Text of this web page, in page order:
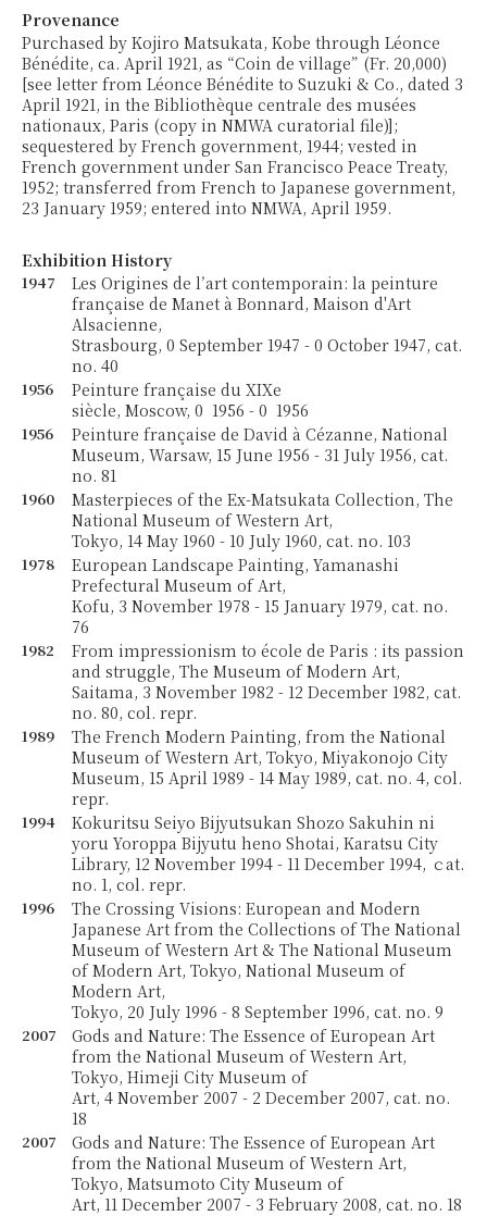
Provenance
Purchased by Kojiro Matsukata, Kobe through Léonce
Bénédite, ca. April 1921, as “Coin de village” (Fr. 20,000)
[see letter from Léonce Bénédite to Suzuki & Co., dated 3
April 1921, in the Bibliothèque centrale des musées
nationaux, Paris (copy in NMWA curatorial file)];
sequestered by French government, 1944; vested in
French government under San Francisco Peace Treaty,
1952; transferred from French to Japanese government,
23 January 1959; entered into NMWA, April 1959.
Exhibition History
1947
Les Origines de l’art contemporain: la peinture
française de Manet à Bonnard, Maison d'Art
Alsacienne,
Strasbourg, 0 September 1947 - 0 October 1947, cat.
no. 40
1956
Peinture française du XIXe
siècle, Moscow, 0 1956 - 0 1956
1956
Peinture française de David à Cézanne, National
Museum, Warsaw, 15 June 1956 - 31 July 1956, cat.
no. 81
1960
Masterpieces of the Ex-Matsukata Collection, The
National Museum of Western Art,
Tokyo, 14 May 1960 - 10 July 1960, cat. no. 103
1978
European Landscape Painting, Yamanashi
Prefectural Museum of Art,
Kofu, 3 November 1978 - 15 January 1979, cat. no.
76
1982
From impressionism to école de Paris : its passion
and struggle, The Museum of Modern Art,
Saitama, 3 November 1982 - 12 December 1982, cat.
no. 80, col. repr.
1989
The French Modern Painting, from the National
Museum of Western Art, Tokyo, Miyakonojo City
Museum, 15 April 1989 - 14 May 1989, cat. no. 4, col.
repr.
1994
Kokuritsu Seiyo Bijyutsukan Shozo Sakuhin ni
yoru Yoroppa Bijyutu heno Shotai, Karatsu City
Library, 12 November 1994 - 11 December 1994, ｃat.
no. 1, col. repr.
1996
The Crossing Visions: European and Modern
Japanese Art from the Collections of The National
Museum of Western Art & The National Museum
of Modern Art, Tokyo, National Museum of
Modern Art,
Tokyo, 20 July 1996 - 8 September 1996, cat. no. 9
2007
Gods and Nature: The Essence of European Art
from the National Museum of Western Art,
Tokyo, Himeji City Museum of
Art, 4 November 2007 - 2 December 2007, cat. no.
18
2007
Gods and Nature: The Essence of European Art
from the National Museum of Western Art,
Tokyo, Matsumoto City Museum of
Art, 11 December 2007 - 3 February 2008, cat. no. 18